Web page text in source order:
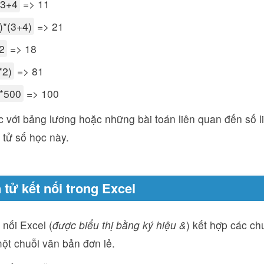
=> 11
=> 21
=> 18
=> 81
=> 100
với bảng lương hoặc những bài toán liên quan đến số
số học này.
tử kết nối trong Excel
Excel (được biểu thị bằng ký hiệu &) kết hợp các
chuỗi văn bản đơn lẻ.